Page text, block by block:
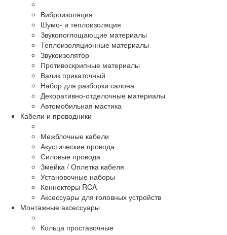
Виброизоляция
Шумо- и теплоизоляция
Звукопоглощающие материалы
Теплоизоляционные материалы
Звукоизолятор
Противоскрипные материалы
Валик прикаточный
Набор для разборки салона
Декоративно-отделочные материалы
Автомобильная мастика
Кабели и проводники
Межблочные кабели
Акустические провода
Силовые провода
Змейка / Оплетка кабеля
Установочные наборы
Коннекторы RCA
Аксессуары для головных устройств
Монтажные аксессуары
Кольца проставочные